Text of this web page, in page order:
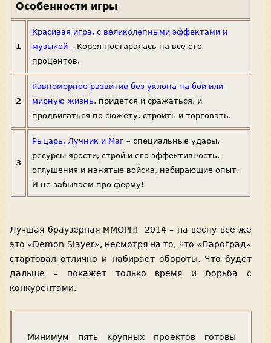
Особенности игры
1
Красивая игра, с великолепными эффектами и
музыкой – Корея постаралась на все сто
процентов.
2
Равномерное развитие без уклона на бои или
мирную жизнь, придется и сражаться, и
продвигаться по сюжету, строить и торговать.
3
Рыцарь, Лучник и Маг – специальные удары,
ресурсы ярости, строй и его эффективность,
оглушения и нанятые войска, набирающие опыт.
И не забываем про ферму!
Лучшая браузерная ММОРПГ 2014 – на весну все же
это «Demon Slayer», несмотря на то, что «Пароград»
стартовал отлично и набирает обороты. Что будет
дальше – покажет только время и борьба с
конкурентами.
Минимум пять крупных проектов готовы